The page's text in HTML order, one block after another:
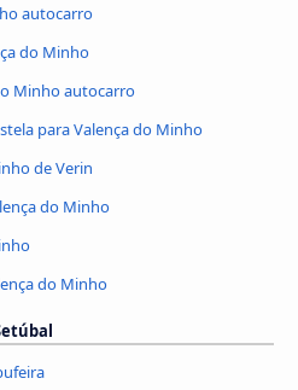
autocarro
do Minho
Minho autocarro
para Valença do Minho
de Verin
do Minho
do Minho